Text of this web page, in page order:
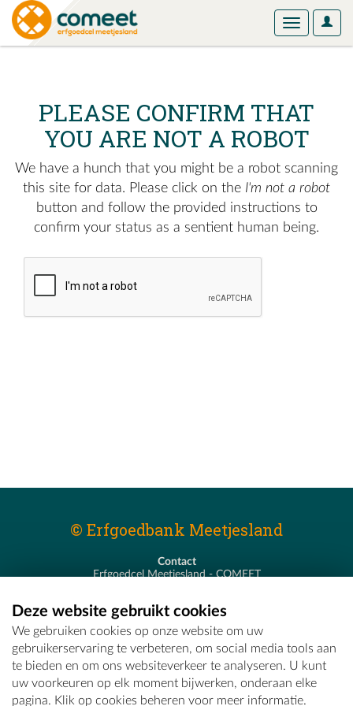
User
Toggle
PLEASE CONFIRM THAT
YOU ARE NOT A ROBOT
We have a hunch that you might be a robot scanning
this site for data. Please click on the I'm not a robot
button and follow the provided instructions to
confirm your status as a sentient human being.
© Erfgoedbank Meetjesland
Contact
Erfgoedcel Meetjesland - COMEET
T - 09 373 75 96
E -erfgoedcel@comeet.be
Deze website gebruikt cookies
We gebruiken cookies op onze website om uw
gebruikerservaring te verbeteren, om social media tools aan
te bieden en om ons websiteverkeer te analyseren. U kunt
uw voorkeuren op elk moment bijwerken, onderaan elke
pagina. Klik op cookies beheren voor meer informatie.